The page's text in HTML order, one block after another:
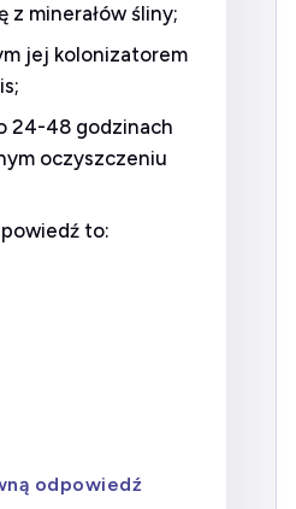
z minerałów śliny;
jej kolonizatorem
24-48 godzinach
oczyszczeniu
to:
odpowiedź